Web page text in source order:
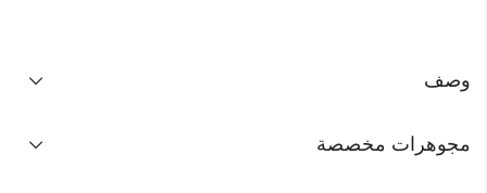
وصف
مجوهرات مخصصة